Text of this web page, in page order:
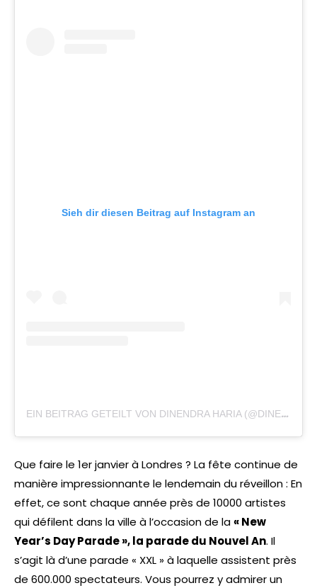
Sieh dir diesen Beitrag auf Instagram an
EIN BEITRAG GETEILT VON DINENDRA HARIA (@DINENDRA_HARIA)
Que faire le 1er janvier à Londres ? La fête continue de
manière impressionnante le lendemain du réveillon : En
effet, ce sont chaque année près de 10000 artistes
qui défilent dans la ville à l’occasion de la« New
Year’s Day Parade », la parade du Nouvel An. Il
s’agit là d’une parade « XXL » à laquelle assistent près
de 600.000 spectateurs. Vous pourrez y admirer un